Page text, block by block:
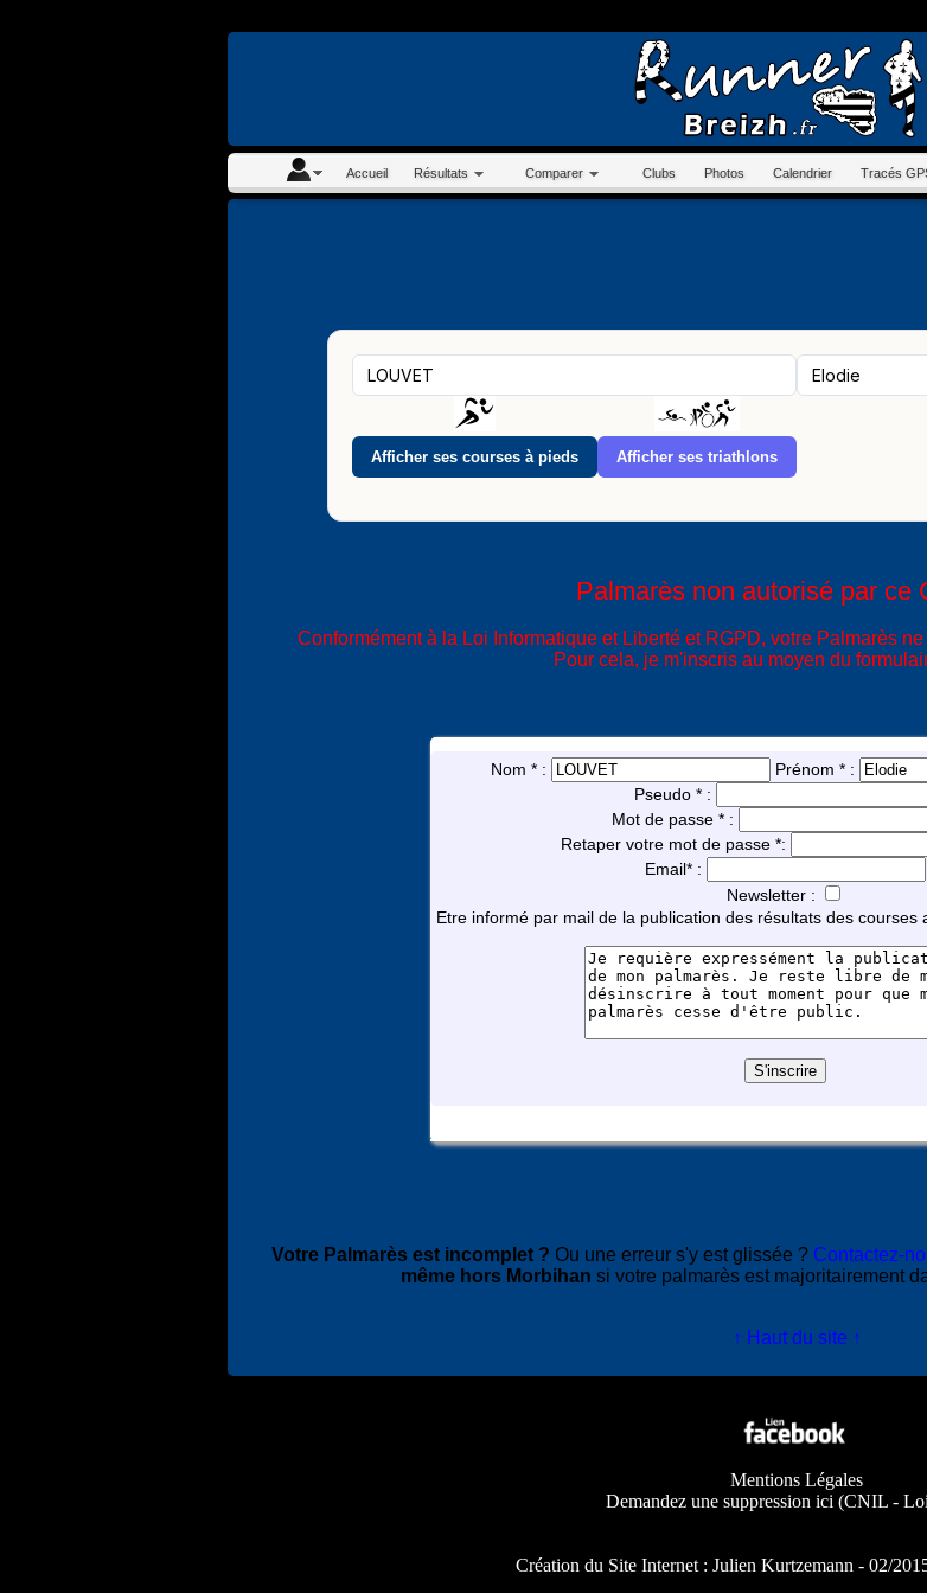
Accueil Résultats Comparer Clubs Photos Calendrier Tracés
Palmarès non autorisé par ce
Conformément à la Loi Informatique et Liberté et RGPD, votre Palmarès
Pour cela, je m'inscris au moyen du
Nom * :
Prénom * :
Pseudo * :
Mot de passe * :
Retaper votre mot de passe *:
Email*:
Newsletter :
Etre informé par mail de la publication des résultats des courses
Votre Palmarès est incomplet ? Ou une erreur s'y est glissée ? Contactez-
même hors Morbihan si votre palmarès est majoritairement
↑ Haut du site ↑
Mentions Légales
Demandez une suppression ici (CNIL -
Création du Site Internet : Julien Kurtzemann - 02/